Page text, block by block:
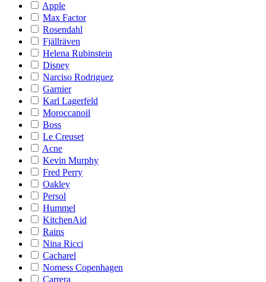
Apple
Max Factor
Rosendahl
Fjällräven
Helena Rubinstein
Disney
Narciso Rodriguez
Garnier
Karl Lagerfeld
Moroccanoil
Boss
Le Creuset
Acne
Kevin Murphy
Fred Perry
Oakley
Persol
Hummel
KitchenAid
Rains
Nina Ricci
Cacharel
Nomess Copenhagen
Carrera